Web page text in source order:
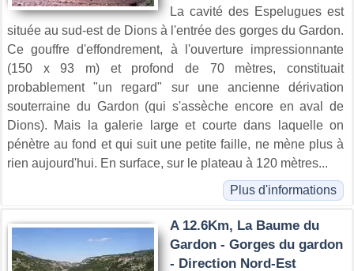
La cavité des Espelugues est
située au sud-est de Dions à l'entrée des gorges du Gardon.
Ce gouffre d'effondrement, à l'ouverture impressionnante
(150 x 93 m) et profond de 70 mètres, constituait
probablement "un regard" sur une ancienne dérivation
souterraine du Gardon (qui s'assèche encore en aval de
Dions). Mais la galerie large et courte dans laquelle on
pénètre au fond et qui suit une petite faille, ne mène plus à
rien aujourd'hui. En surface, sur le plateau à 120 mètres...
Plus d'informations
A 12.6Km, La Baume du
Gardon - Gorges du gardon
- Direction Nord-Est